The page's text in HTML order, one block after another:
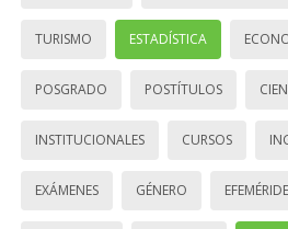
TURISMO ESTADÍSTICA
POSGRADO POSTÍTULOS
INSTITUCIONALES CURSOS
EXÁMENES GÉNERO